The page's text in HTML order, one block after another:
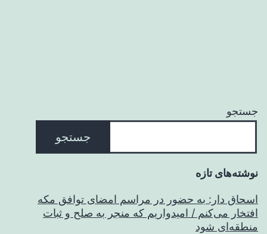
جستجو
جستجو
نوشته‌های تازه
اسحاق‌ دار: به حضور در مراسم امضای توافق مکه
افتخار می‌کنم / امیدواریم که منجر به صلح و ثبات
منطقه‌ای شود